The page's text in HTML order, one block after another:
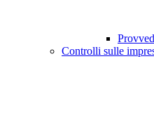
Controlli sulle